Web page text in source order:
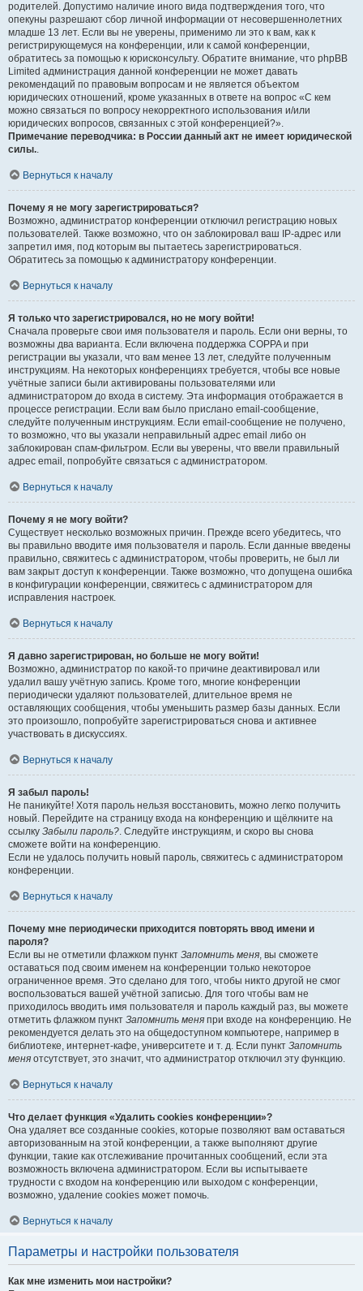
родителей. Допустимо наличие иного вида подтверждения того, что
опекуны разрешают сбор личной информации от несовершеннолетних
младше 13 лет. Если вы не уверены, применимо ли это к вам, как к
регистрирующемуся на конференции, или к самой конференции,
обратитесь за помощью к юрисконсульту. Обратите внимание, что phpBB
Limited администрация данной конференции не может давать
рекомендаций по правовым вопросам и не является объектом
юридических отношений, кроме указанных в ответе на вопрос «С кем
можно связаться по вопросу некорректного использования и/или
юридических вопросов, связанных с этой конференцией?».
Примечание переводчика: в России данный акт не имеет юридической
силы..
Вернуться к началу
Почему я не могу зарегистрироваться?
Возможно, администратор конференции отключил регистрацию новых
пользователей. Также возможно, что он заблокировал ваш IP-адрес или
запретил имя, под которым вы пытаетесь зарегистрироваться.
Обратитесь за помощью к администратору конференции.
Вернуться к началу
Я только что зарегистрировался, но не могу войти!
Сначала проверьте свои имя пользователя и пароль. Если они верны, то
возможны два варианта. Если включена поддержка COPPA и при
регистрации вы указали, что вам менее 13 лет, следуйте полученным
инструкциям. На некоторых конференциях требуется, чтобы все новые
учётные записи были активированы пользователями или
администратором до входа в систему. Эта информация отображается в
процессе регистрации. Если вам было прислано email-сообщение,
следуйте полученным инструкциям. Если email-сообщение не получено,
то возможно, что вы указали неправильный адрес email либо он
заблокирован спам-фильтром. Если вы уверены, что ввели правильный
адрес email, попробуйте связаться с администратором.
Вернуться к началу
Почему я не могу войти?
Существует несколько возможных причин. Прежде всего убедитесь, что
вы правильно вводите имя пользователя и пароль. Если данные введены
правильно, свяжитесь с администратором, чтобы проверить, не был ли
вам закрыт доступ к конференции. Также возможно, что допущена ошибка
в конфигурации конференции, свяжитесь с администратором для
исправления настроек.
Вернуться к началу
Я давно зарегистрирован, но больше не могу войти!
Возможно, администратор по какой-то причине деактивировал или
удалил вашу учётную запись. Кроме того, многие конференции
периодически удаляют пользователей, длительное время не
оставляющих сообщения, чтобы уменьшить размер базы данных. Если
это произошло, попробуйте зарегистрироваться снова и активнее
участвовать в дискуссиях.
Вернуться к началу
Я забыл пароль!
Не паникуйте! Хотя пароль нельзя восстановить, можно легко получить
новый. Перейдите на страницу входа на конференцию и щёлкните на
ссылку Забыли пароль?. Следуйте инструкциям, и скоро вы снова
сможете войти на конференцию.
Если не удалось получить новый пароль, свяжитесь с администратором
конференции.
Вернуться к началу
Почему мне периодически приходится повторять ввод имени и
пароля?
Если вы не отметили флажком пункт Запомнить меня, вы сможете
оставаться под своим именем на конференции только некоторое
ограниченное время. Это сделано для того, чтобы никто другой не смог
воспользоваться вашей учётной записью. Для того чтобы вам не
приходилось вводить имя пользователя и пароль каждый раз, вы можете
отметить флажком пункт Запомнить меня при входе на конференцию. Не
рекомендуется делать это на общедоступном компьютере, например в
библиотеке, интернет-кафе, университете и т. д. Если пункт Запомнить
меня отсутствует, это значит, что администратор отключил эту функцию.
Вернуться к началу
Что делает функция «Удалить cookies конференции»?
Она удаляет все созданные cookies, которые позволяют вам оставаться
авторизованным на этой конференции, а также выполняют другие
функции, такие как отслеживание прочитанных сообщений, если эта
возможность включена администратором. Если вы испытываете
трудности с входом на конференцию или выходом с конференции,
возможно, удаление cookies может помочь.
Вернуться к началу
Параметры и настройки пользователя
Как мне изменить мои настройки?